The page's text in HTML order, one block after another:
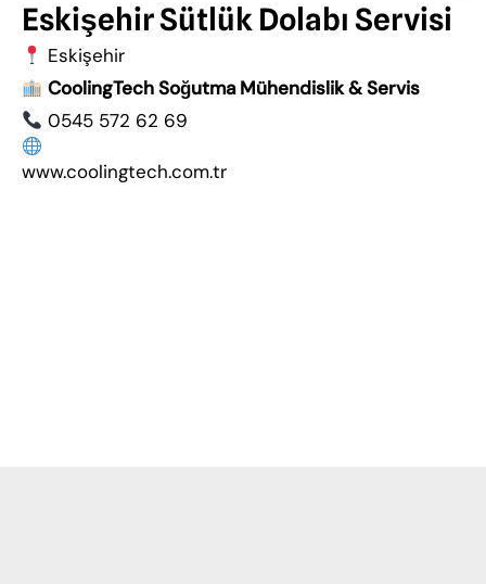
Eskişehir Sütlük Dolabı Servisi
Eskişehir
CoolingTech Soğutma Mühendislik & Servis
0545 572 62 69
www.coolingtech.com.tr